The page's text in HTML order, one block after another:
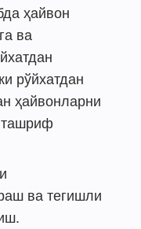
ҳайвон
ва
рўйхатдан
ҳайвонларни
ва тегишли